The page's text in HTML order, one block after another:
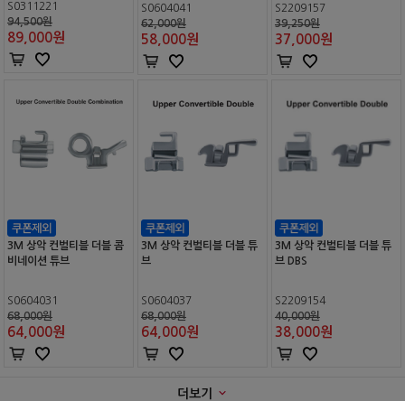
S0311221
94,500원
89,000원
S0604041
62,000원
58,000원
S2209157
39,250원
37,000원
3M 상악 컨벌티블 더블 콤
비네이션 튜브
S0604031
68,000원
64,000원
3M 상악 컨벌티블 더블 튜
브
S0604037
68,000원
64,000원
3M 상악 컨벌티블 더블 튜
브 DBS
S2209154
40,000원
38,000원
더보기